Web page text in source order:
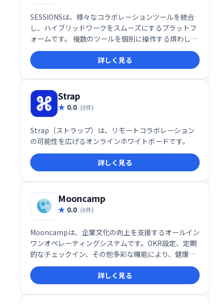
SESSIONSは、様々なコラボレーションツールを統合
し、ハイブリッドワークをスムーズにするプラットフ
ォームです。 複数のツールを個別に操作する煩わしさ
を解消し、1つの場所で全てのコミュニケーションを
管理できます。 効率的な情報共有と円滑なチームワー
クを実現し、生産性の向上に貢献します。
詳しく見る
Strap
0.0 (0件)
Strap（ストラップ）は、リモートコラボレーション
の可能性を広げるオンラインホワイトボードです。
詳しく見る
Mooncamp
0.0 (0件)
Mooncampは、企業文化の向上を支援するオールイン
ワンオペレーティングシステムです。OKR設定、定期
的なチェックイン、その他多彩な機能により、健康で
幸福感にあふれ、高いパフォーマンスを発揮できる職
場環境を実現します。社員のエンゲージメントを高
め、組織全体の成長を促進します。
詳しく見る